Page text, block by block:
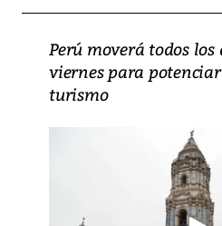
Perú moverá todos
viernes para
turismo